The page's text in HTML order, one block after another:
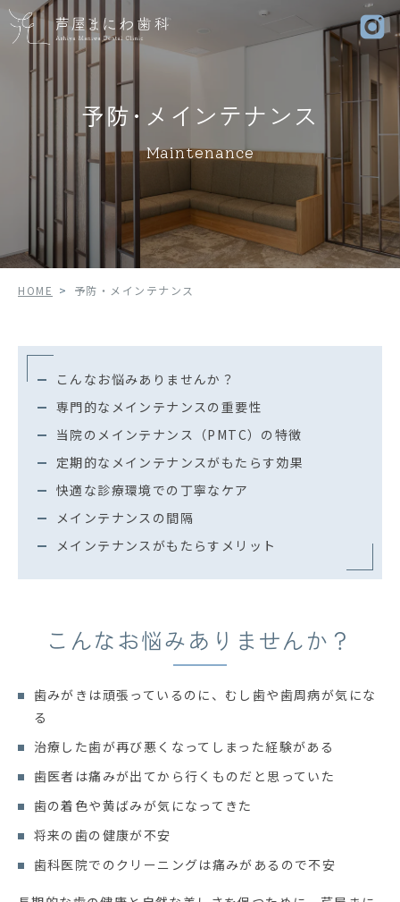
予防･メインテナンス
Maintenance
HOME > 予防・メインテナンス
こんなお悩みありませんか？
専門的なメインテナンスの重要性
当院のメインテナンス（PMTC）の特徴
定期的なメインテナンスがもたらす効果
快適な診療環境での丁寧なケア
メインテナンスの間隔
メインテナンスがもたらすメリット
こんなお悩みありませんか？
歯みがきは頑張っているのに、むし歯や歯周病が気にな
る
治療した歯が再び悪くなってしまった経験がある
歯医者は痛みが出てから行くものだと思っていた
歯の着色や黄ばみが気になってきた
将来の歯の健康が不安
歯科医院でのクリーニングは痛みがあるので不安